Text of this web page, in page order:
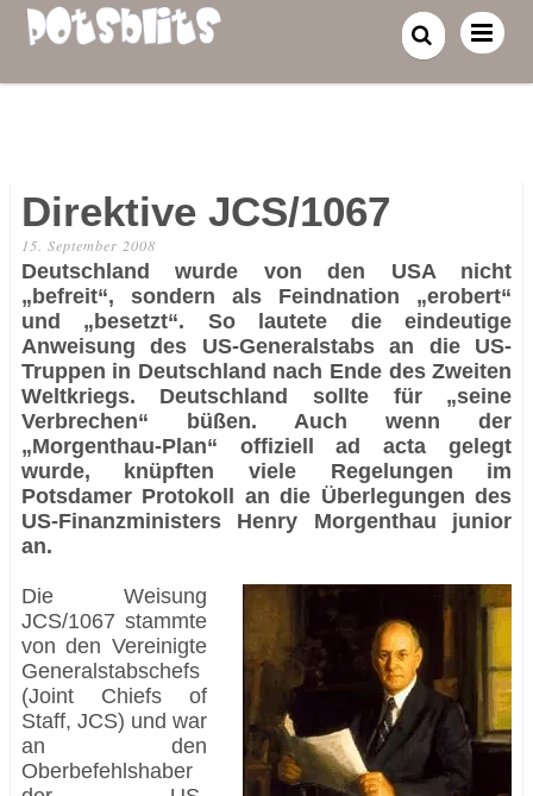
Direktive JCS/1067
15. September 2008
Deutschland wurde von den USA nicht
„befreit“, sondern als Feindnation „erobert“
und „besetzt“. So lautete die eindeutige
Anweisung des US-Generalstabs an die US-
Truppen in Deutschland nach Ende des Zweiten
Weltkriegs. Deutschland sollte für „seine
Verbrechen“ büßen. Auch wenn der
„Morgenthau-Plan“ offiziell ad acta gelegt
wurde, knüpften viele Regelungen im
Potsdamer Protokoll an die Überlegungen des
US-Finanzministers Henry Morgenthau junior
an.
Die Weisung
JCS/1067 stammte
von den Vereinigte
Generalstabschefs
(Joint Chiefs of
Staff, JCS) und war
an den
Oberbefehlshaber